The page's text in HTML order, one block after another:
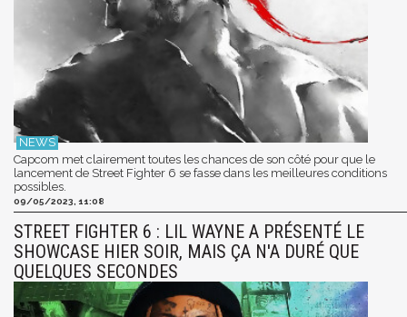
Capcom met clairement toutes les chances de son côté pour que le
lancement de Street Fighter 6 se fasse dans les meilleures conditions
possibles.
09/05/2023, 11:08
STREET FIGHTER 6 : LIL WAYNE A PRÉSENTÉ LE
SHOWCASE HIER SOIR, MAIS ÇA N'A DURÉ QUE
QUELQUES SECONDES